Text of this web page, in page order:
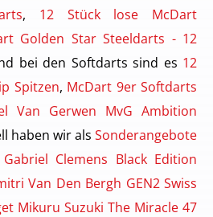
, 12 Stück lose McDart
Golden Star Steeldarts - 12
bei den Softdarts sind es 12
Spitzen, McDart 9er Softdarts
Van Gerwen MvG Ambition
haben wir als Sonderangebote
Clemens Black Edition
Van Den Bergh GEN2 Swiss
Mikuru Suzuki The Miracle 47